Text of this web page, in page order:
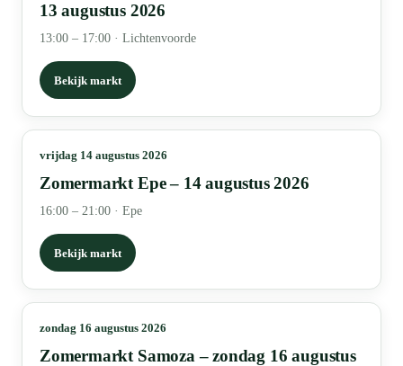
13 augustus 2026
13:00 – 17:00 · Lichtenvoorde
Bekijk markt
vrijdag 14 augustus 2026
Zomermarkt Epe – 14 augustus 2026
16:00 – 21:00 · Epe
Bekijk markt
zondag 16 augustus 2026
Zomermarkt Samoza – zondag 16 augustus